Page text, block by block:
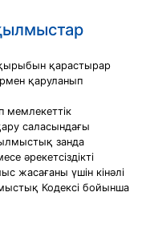
қарастырар
қаруланып
мемлекеттік
саласындағы
занда
әрекетсіздікті
жасағаны үшін кінәлі
Кодексі бойынша